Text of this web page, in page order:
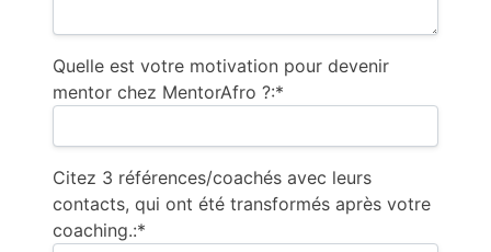
Quelle est votre motivation pour devenir
mentor chez MentorAfro ?:*
Citez 3 références/coachés avec leurs
contacts, qui ont été transformés après votre
coaching.:*